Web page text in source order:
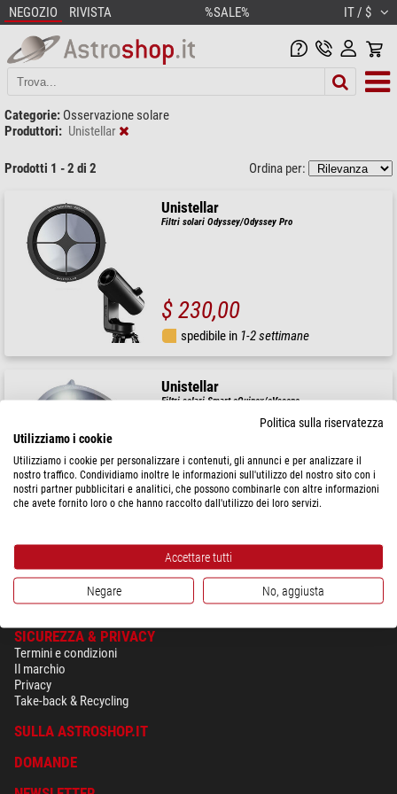
NEGOZIO RIVISTA %SALE% IT / $
Categorie: Osservazione solare
Produttori: Unistellar
Prodotti 1 - 2 di 2 Ordina per:
Unistellar
Filtri solari Odyssey/Odyssey Pro
$ 230,00
spedibile in 1-2 settimane
Unistellar
Filtri solari Smart eQuinox/eVscope
$ 288,00
SICUREZZA & PRIVACY
Termini e condizioni
Il marchio
Privacy
Take-back & Recycling
SULLA ASTROSHOP.IT
DOMANDE
Politica sulla riservatezza
Utilizziamo i cookie
Utilizziamo i cookie per personalizzare i contenuti, gli annunci e per analizzare il
nostro traffico. Condividiamo inoltre le informazioni sull'utilizzo del nostro sito con i
nostri partner pubblicitari e analitici, che possono combinarle con altre informazioni
che avete fornito loro o che hanno raccolto dall'utilizzo dei loro servizi.
Accettare tutti
Negare No, aggiusta